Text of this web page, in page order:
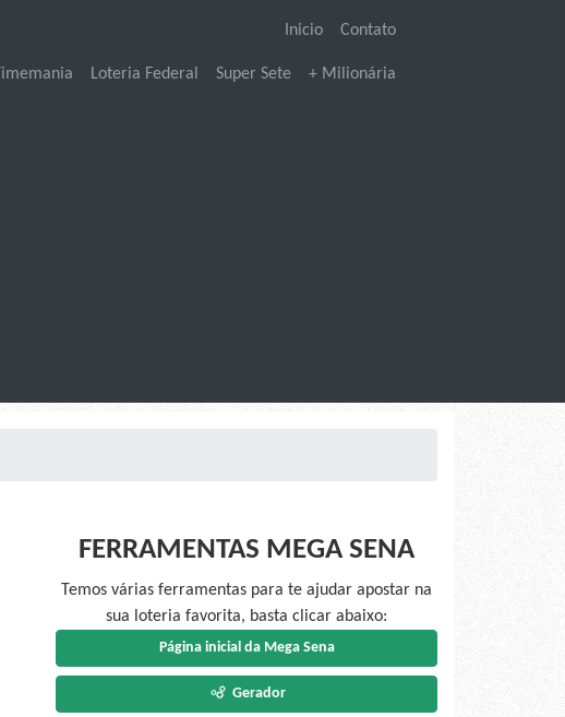
Inicio Contato
Timemania Loteria Federal Super Sete + Milionária
FERRAMENTAS MEGA SENA
Temos várias ferramentas para te ajudar apostar na
sua loteria favorita, basta clicar abaixo:
Página inicial da Mega Sena
Gerador